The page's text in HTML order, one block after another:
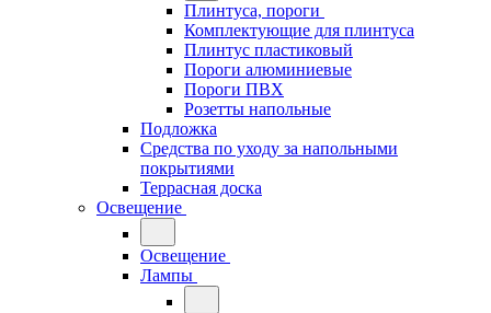
Плинтуса, пороги
Комплектующие для плинтуса
Плинтус пластиковый
Пороги алюминиевые
Пороги ПВХ
Розетты напольные
Подложка
Средства по уходу за напольными
покрытиями
Террасная доска
Освещение
Освещение
Лампы